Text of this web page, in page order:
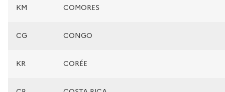
KM COMORES
CG CONGO
KR CORÉE